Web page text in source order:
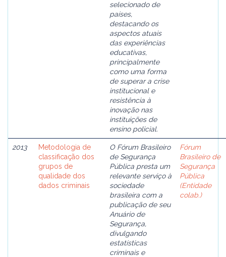
selecionado de
países,
destacando os
aspectos atuais
das experiências
educativas,
principalmente
como uma forma
de superar a crise
institucional e
resistência à
inovação nas
instituições de
ensino policial.
2013
Metodologia de
classificação dos
grupos de
qualidade dos
dados criminais
O Fórum Brasileiro
de Segurança
Pública presta um
relevante serviço à
sociedade
brasileira com a
publicação de seu
Anuário de
Segurança,
divulgando
estatísticas
criminais e
Fórum
Brasileiro de
Segurança
Pública
(Entidade
colab.)